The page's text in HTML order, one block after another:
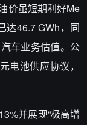
价虽短期利好Me
达46.7 GWh，同
车业务估值。公
电池供应协议，
并展现“极高增